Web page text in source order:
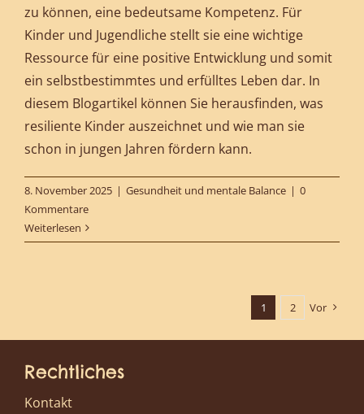
zu können, eine bedeutsame Kompetenz. Für
Kinder und Jugendliche stellt sie eine wichtige
Ressource für eine positive Entwicklung und somit
ein selbstbestimmtes und erfülltes Leben dar. In
diesem Blogartikel können Sie herausfinden, was
resiliente Kinder auszeichnet und wie man sie
schon in jungen Jahren fördern kann.
8. November 2025 | Gesundheit und mentale Balance | 0
Kommentare
Weiterlesen
1 2 Vor
Rechtliches
Kontakt